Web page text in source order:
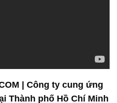
phối hóa chất chất lượng
phụ gia tạo bê tông.
những sản phẩm có